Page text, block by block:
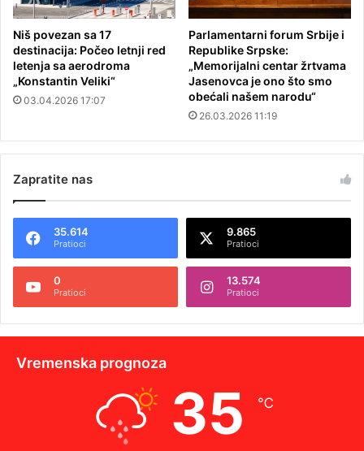
Niš povezan sa 17
destinacija: Počeo letnji red
letenja sa aerodroma
„Konstantin Veliki“
03.04.2026 17:07
Parlamentarni forum Srbije i
Republike Srpske:
„Memorijalni centar žrtvama
Jasenovca je ono što smo
obećali našem narodu“
26.03.2026 11:19
Zapratite nas
35.614
Pratioci
9.865
Pratioci
0
Pratioci
13.574
Pratioci
Vremenska prognoza
35 ℃